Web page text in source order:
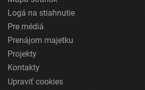
Logá na stiahnutie
Pre médiá
Prenájom majetku
Projekty
Kontakty
Upraviť cookies